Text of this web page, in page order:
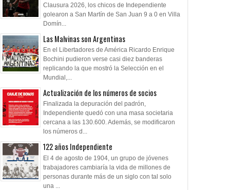
Clausura 2026, los chicos de Independiente
golearon a San Martín de San Juan 9 a 0 en Villa
Domín...
Las Malvinas son Argentinas
En el Libertadores de América Ricardo Enrique
Bochini pudieron verse casi diez banderas
replicando la que mostró la Selección en el
Mundial,...
Actualización de los números de socios
Finalizada la depuración del padrón,
Independiente quedó con una masa societaria
cercana a las 130.600. Además, se modificaron
los números d...
122 años Independiente
El 4 de agosto de 1904, un grupo de jóvenes
trabajadores cambiaría la vida de millones de
personas durante más de un siglo con tal solo
una ...